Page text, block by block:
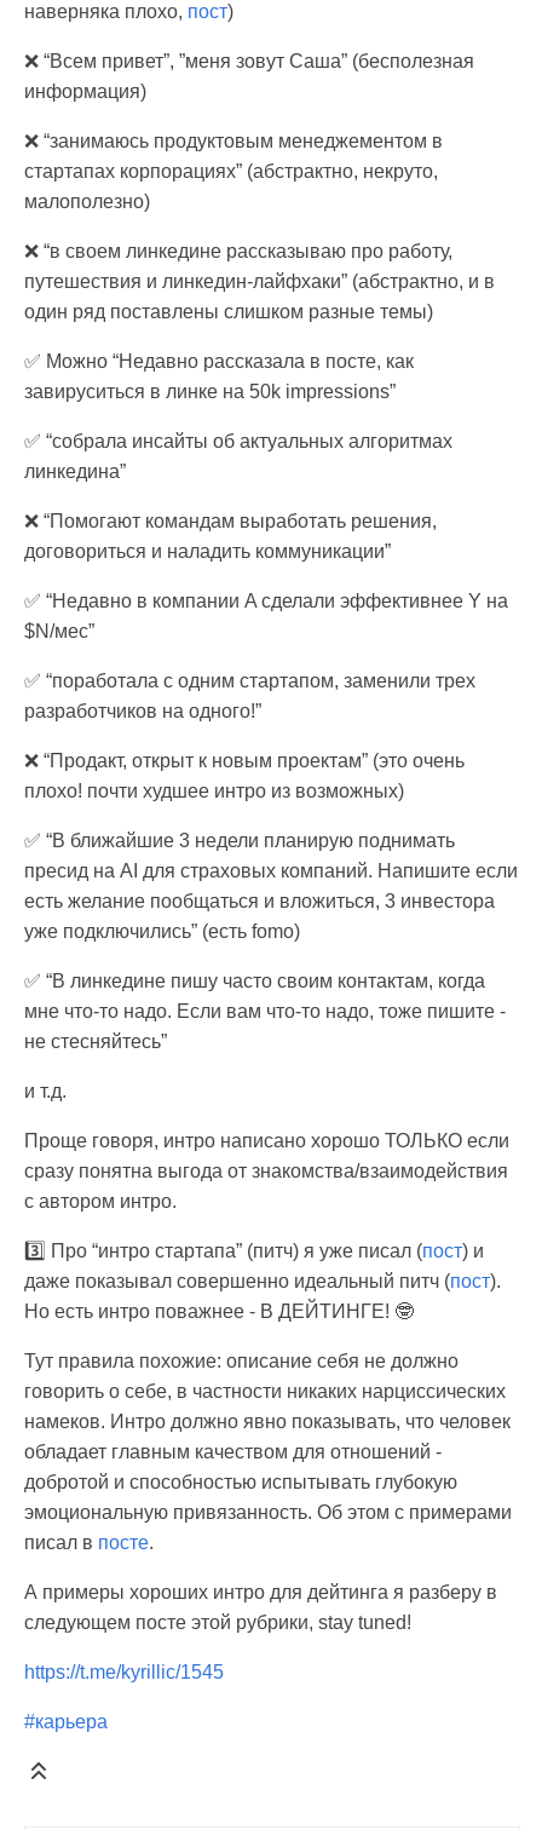
наверняка плохо, пост)
❌ “Всем привет”, ”меня зовут Саша” (бесполезная
информация)
❌ “занимаюсь продуктовым менеджементом в
стартапах корпорациях” (абстрактно, некруто,
малополезно)
❌ “в своем линкедине рассказываю про работу,
путешествия и линкедин-лайфхаки” (абстрактно, и в
один ряд поставлены слишком разные темы)
✅ Можно “Недавно рассказала в посте, как
завируситься в линке на 50k impressions”
✅ “собрала инсайты об актуальных алгоритмах
линкедина”
❌ “Помогают командам выработать решения,
договориться и наладить коммуникации”
✅ “Недавно в компании A сделали эффективнее Y на
$N/мес”
✅ “поработала с одним стартапом, заменили трех
разработчиков на одного!”
❌ “Продакт, открыт к новым проектам” (это очень
плохо! почти худшее интро из возможных)
✅ “В ближайшие 3 недели планирую поднимать
пресид на AI для страховых компаний. Напишите если
есть желание пообщаться и вложиться, 3 инвестора
уже подключились” (есть fomo)
✅ “В линкедине пишу часто своим контактам, когда
мне что-то надо. Если вам что-то надо, тоже пишите -
не стесняйтесь”
и т.д.
Проще говоря, интро написано хорошо ТОЛЬКО если
сразу понятна выгода от знакомства/взаимодействия
с автором интро.
3️⃣ Про “интро стартапа” (питч) я уже писал (пост) и
даже показывал совершенно идеальный питч (пост).
Но есть интро поважнее - В ДЕЙТИНГЕ! 🤓
Тут правила похожие: описание себя не должно
говорить о себе, в частности никаких нарциссических
намеков. Интро должно явно показывать, что человек
обладает главным качеством для отношений -
добротой и способностью испытывать глубокую
эмоциональную привязанность. Об этом с примерами
писал в посте.
А примеры хороших интро для дейтинга я разберу в
следующем посте этой рубрики, stay tuned!
https://t.me/kyrillic/1545
#карьера